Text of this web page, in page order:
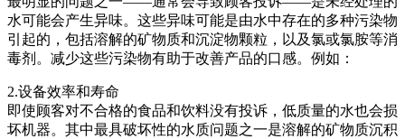
水可能会产生异味。这些异味可能是由水中存在的多种污染物
引起的，包括溶解的矿物质和沉淀物颗粒，以及氯或氯胺等消
毒剂。减少这些污染物有助于改善产品的口感。例如：
2.设备效率和寿命
即使顾客对不合格的食品和饮料没有投诉，低质量的水也会损
坏机器。其中最具破坏性的水质问题之一是溶解的矿物质沉积